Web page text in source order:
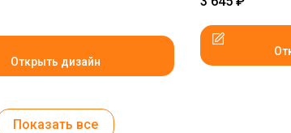
Открыть дизайн
Показать все